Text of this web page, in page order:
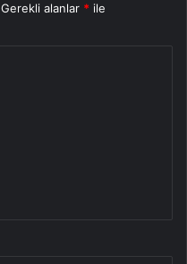
Gerekli alanlar * ile